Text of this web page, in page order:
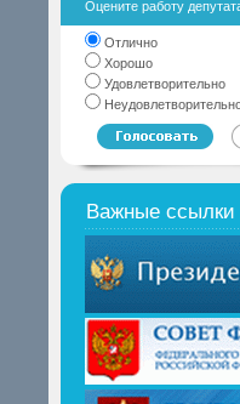
Оцените работу
Отлично
Хорошо
Удовлетворительно
Важные ссылки